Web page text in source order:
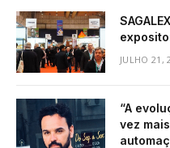
JULHO 21,
“A
vez